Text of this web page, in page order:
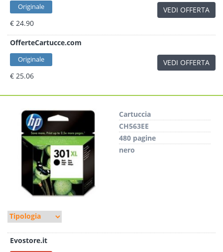
Originale
€ 24.90
VEDI OFFERTA
OfferteCartucce.com
Originale
€ 25.06
VEDI OFFERTA
Cartuccia
CH563EE
480 pagine
nero
Evostore.it